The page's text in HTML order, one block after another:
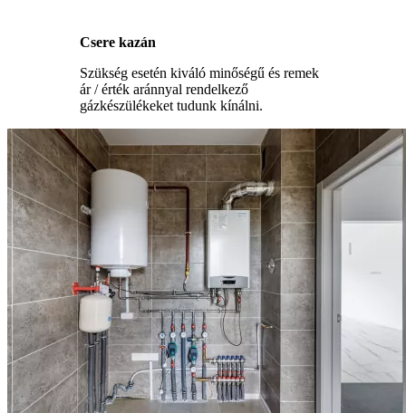
Csere kazán
Szükség esetén kiváló minőségű és remek
ár / érték aránnyal rendelkező
gázkészülékeket tudunk kínálni.